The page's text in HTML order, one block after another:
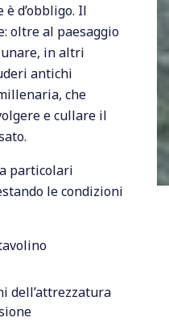
d’obbligo. Il
oltre al paesaggio
in altri
antichi
che
e cullare il
particolari
le condizioni
dell’attrezzatura